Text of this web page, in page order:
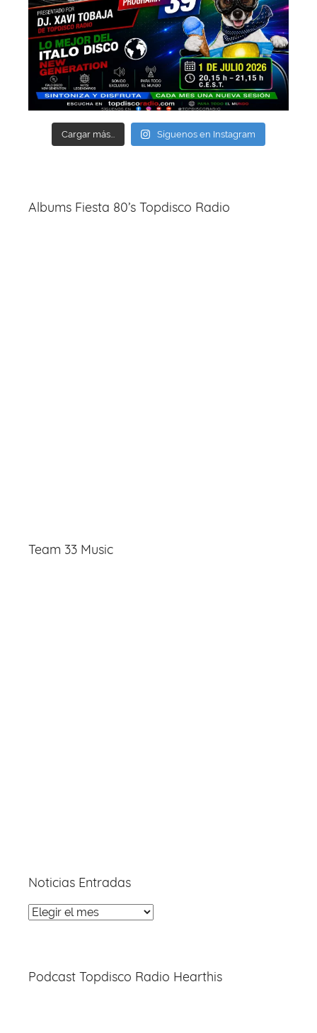
Cargar más... Síguenos en Instagram
Albums Fiesta 80’s Topdisco Radio
Team 33 Music
Noticias Entradas
Noticias
Podcast Topdisco Radio Hearthis